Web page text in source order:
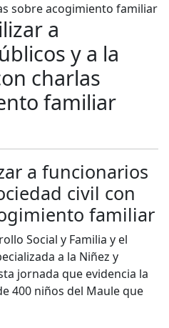
sobre acogimiento familiar
a
y a la
charlas
familiar
a funcionarios
civil con
familiar
Social y Familia y el
a la Niñez y
jornada que evidencia la
400 niños del Maule que